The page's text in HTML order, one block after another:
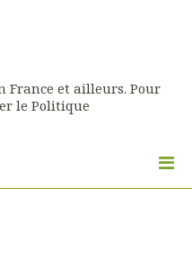
France et ailleurs. Pour
le Politique